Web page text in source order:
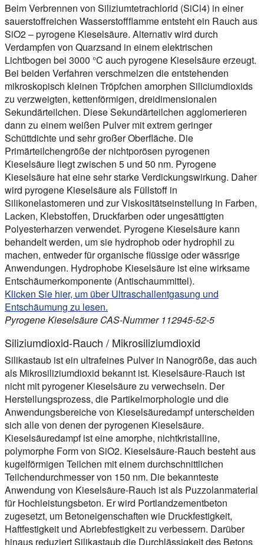
Beim Verbrennen von Siliziumtetrachlorid (SiCl4) in einer
sauerstoffreichen Wasserstoffflamme entsteht ein Rauch aus
SiO2 – pyrogene Kieselsäure. Alternativ wird durch
Verdampfen von Quarzsand in einem elektrischen
Lichtbogen bei 3000 °C auch pyrogene Kieselsäure erzeugt.
Bei beiden Verfahren verschmelzen die entstehenden
mikroskopisch kleinen Tröpfchen amorphen Siliciumdioxids
zu verzweigten, kettenförmigen, dreidimensionalen
Sekundärteilchen. Diese Sekundärteilchen agglomerieren
dann zu einem weißen Pulver mit extrem geringer
Schüttdichte und sehr großer Oberfläche. Die
Primärteilchengröße der nichtporösen pyrogenen
Kieselsäure liegt zwischen 5 und 50 nm. Pyrogene
Kieselsäure hat eine sehr starke Verdickungswirkung. Daher
wird pyrogene Kieselsäure als Füllstoff in
Silikonelastomeren und zur Viskositätseinstellung in Farben,
Lacken, Klebstoffen, Druckfarben oder ungesättigten
Polyesterharzen verwendet. Pyrogene Kieselsäure kann
behandelt werden, um sie hydrophob oder hydrophil zu
machen, entweder für organische flüssige oder wässrige
Anwendungen. Hydrophobe Kieselsäure ist eine wirksame
Entschäumerkomponente (Antischaummittel).
Klicken Sie hier, um über Ultraschallentgasung und
Entschäumung zu lesen.
Pyrogene Kieselsäure CAS-Nummer 112945-52-5
Siliziumdioxid-Rauch / Mikrosiliziumdioxid
Silikastaub ist ein ultrafeines Pulver in Nanogröße, das auch
als Mikrosiliziumdioxid bekannt ist. Kieselsäure-Rauch ist
nicht mit pyrogener Kieselsäure zu verwechseln. Der
Herstellungsprozess, die Partikelmorphologie und die
Anwendungsbereiche von Kieselsäuredampf unterscheiden
sich alle von denen der pyrogenen Kieselsäure.
Kieselsäuredampf ist eine amorphe, nichtkristalline,
polymorphe Form von SiO2. Kieselsäure-Rauch besteht aus
kugelförmigen Teilchen mit einem durchschnittlichen
Teilchendurchmesser von 150 nm. Die bekannteste
Anwendung von Kieselsäure-Rauch ist als Puzzolanmaterial
für Hochleistungsbeton. Er wird Portlandzementbeton
zugesetzt, um Betoneigenschaften wie Druckfestigkeit,
Haftfestigkeit und Abriebfestigkeit zu verbessern. Darüber
hinaus reduziert Silikastaub die Durchlässigkeit des Betons